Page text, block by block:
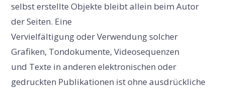
selbst erstellte Objekte bleibt allein beim Autor
der Seiten. Eine
Vervielfältigung oder Verwendung solcher
Grafiken, Tondokumente, Videosequenzen
und Texte in anderen elektronischen oder
gedruckten Publikationen ist ohne ausdrückliche